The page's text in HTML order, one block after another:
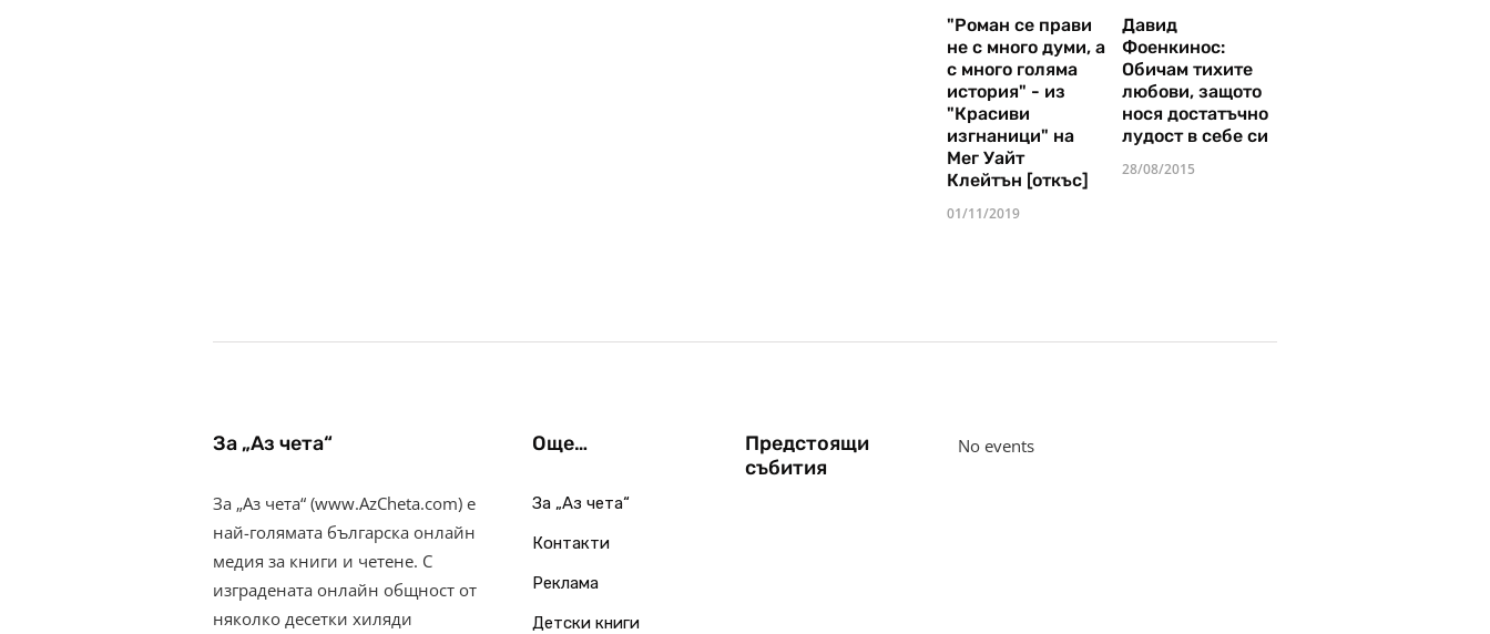
"Роман се прави
не с много думи, а
с много голяма
история" - из
"Красиви
изгнаници" на
Мег Уайт
Клейтън [откъс]
01/11/2019
Давид
Фоенкинос:
Обичам тихите
любови, защото
нося достатъчно
лудост в себе си
28/08/2015
За „Аз чета“
За „Аз чета“ (www.AzCheta.com) е
най-голямата българска онлайн
медия за книги и четене. С
изградената онлайн общност от
няколко десетки хиляди
Още…
За „Аз чета“
Контакти
Реклама
Детски книги
Предстоящи
събития
No events